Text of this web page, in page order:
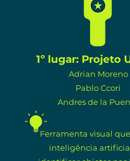
1º lugar: Projeto
Adrian Moreno
Pablo Ccori
Andres de la
Ferramenta visual
inteligência